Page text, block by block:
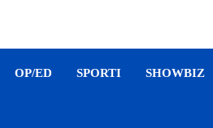
OP/ED SPORTI SHOWBIZ